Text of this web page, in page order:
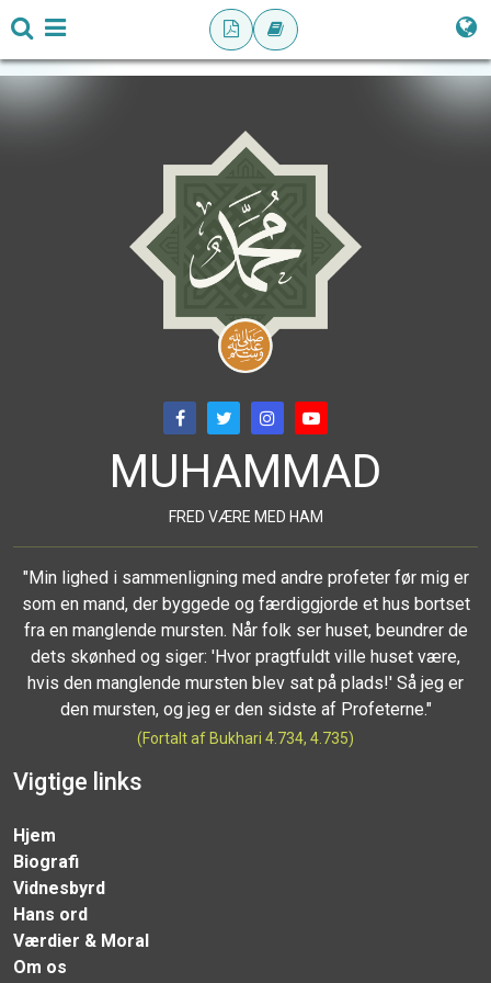
MUHAMMAD
FRED VÆRE MED HAM
"Min lighed i sammenligning med andre profeter før mig er
som en mand, der byggede og færdiggjorde et hus bortset
fra en manglende mursten. Når folk ser huset, beundrer de
dets skønhed og siger: 'Hvor pragtfuldt ville huset være,
hvis den manglende mursten blev sat på plads!' Så jeg er
den mursten, og jeg er den sidste af Profeterne."
(Fortalt af Bukhari 4.734, 4.735)
Vigtige links
Hjem
Biografi
Vidnesbyrd
Hans ord
Værdier & Moral
Om os